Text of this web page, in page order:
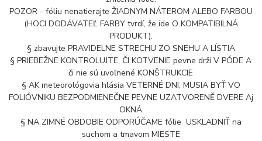
POZOR - fóliu nenatierajte ŽIADNYM NÁTEROM ALEBO FARBOU
(HOCI DODÁVATEĽ FARBY tvrdí, že ide O KOMPATIBILNÁ
PRODUKT).
§ zbavujte PRAVIDELNE STRECHU ZO SNEHU A LÍSTIA
§ PRIEBEŽNE KONTROLUJTE, ČI KOTVENIE pevne drží V PÓDE A
či nie sú uvoľnené KONŠTRUKCIE
§ AK meteorológovia hlásia VETERNÉ DNI, MUSIA BYŤ VO
FOLIÓVNIKU BEZPODMIENEČNE PEVNE UZATVORENĚ DVERE Aj
OKNÁ
§ NA ZIMNÉ OBDOBIE ODPORÚČAME fólie USKLADNIŤ na
suchom a tmavom MIESTE